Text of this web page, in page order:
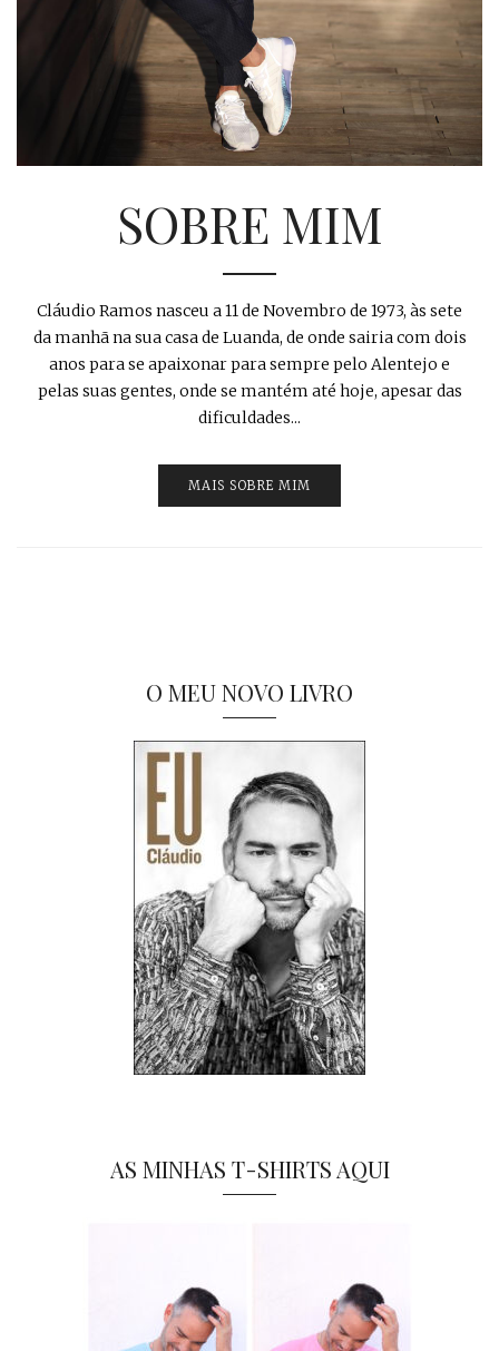
SOBRE MIM
Cláudio Ramos nasceu a 11 de Novembro de 1973, às sete
da manhã na sua casa de Luanda, de onde sairia com dois
anos para se apaixonar para sempre pelo Alentejo e
pelas suas gentes, onde se mantém até hoje, apesar das
dificuldades...
MAIS SOBRE MIM
O MEU NOVO LIVRO
AS MINHAS T-SHIRTS AQUI